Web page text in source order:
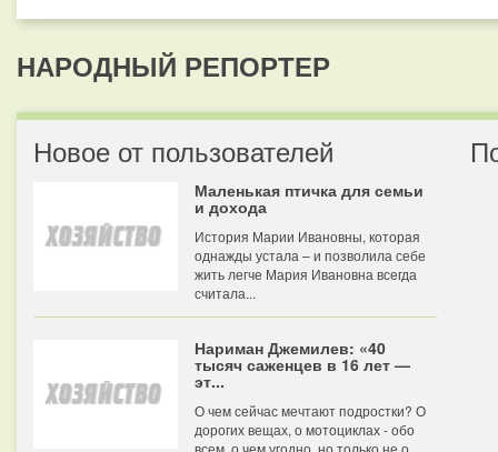
НАРОДНЫЙ РЕПОРТЕР
Новое от пользователей
Маленькая птичка для семьи
и дохода
История Марии Ивановны, которая
однажды устала – и позволила себе
жить легче Мария Ивановна всегда
считала...
Нариман Джемилев: «40
тысяч саженцев в 16 лет —
эт...
О чем сейчас мечтают подростки? О
дорогих вещах, о мотоциклах - обо
всем, о чем угодно, но только не о